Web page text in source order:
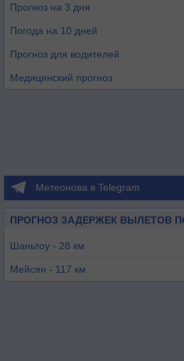
Прогноз на 3 дня
Погода на 10 дней
Прогноз для водителей
Медицинский прогноз
Метеонова в Telegram
ПРОГНОЗ ЗАДЕРЖЕК ВЫЛЕТОВ
Шаньтоу - 28 км
Мейсян - 117 км